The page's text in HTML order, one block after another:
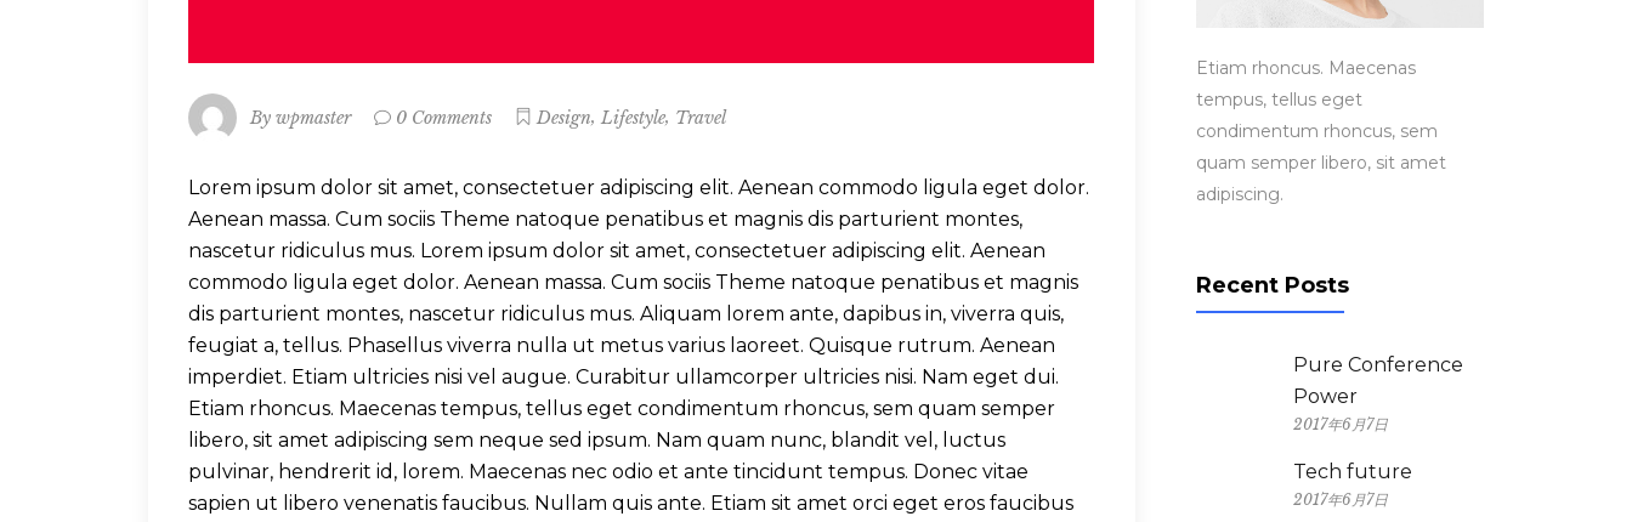
By wpmaster 0 Comments Design, Lifestyle, Travel
Lorem ipsum dolor sit amet, consectetuer adipiscing elit. Aenean commodo ligula eget dolor.
Aenean massa. Cum sociis Theme natoque penatibus et magnis dis parturient montes,
nascetur ridiculus mus. Lorem ipsum dolor sit amet, consectetuer adipiscing elit. Aenean
commodo ligula eget dolor. Aenean massa. Cum sociis Theme natoque penatibus et magnis
dis parturient montes, nascetur ridiculus mus. Aliquam lorem ante, dapibus in, viverra quis,
feugiat a, tellus. Phasellus viverra nulla ut metus varius laoreet. Quisque rutrum. Aenean
imperdiet. Etiam ultricies nisi vel augue. Curabitur ullamcorper ultricies nisi. Nam eget dui.
Etiam rhoncus. Maecenas tempus, tellus eget condimentum rhoncus, sem quam semper
libero, sit amet adipiscing sem neque sed ipsum. Nam quam nunc, blandit vel, luctus
pulvinar, hendrerit id, lorem. Maecenas nec odio et ante tincidunt tempus. Donec vitae
sapien ut libero venenatis faucibus. Nullam quis ante. Etiam sit amet orci eget eros faucibus
Etiam rhoncus. Maecenas
tempus, tellus eget
condimentum rhoncus, sem
quam semper libero, sit amet
adipiscing.
Recent Posts
Pure Conference
Power
2017年6月7日
Tech future
2017年6月7日